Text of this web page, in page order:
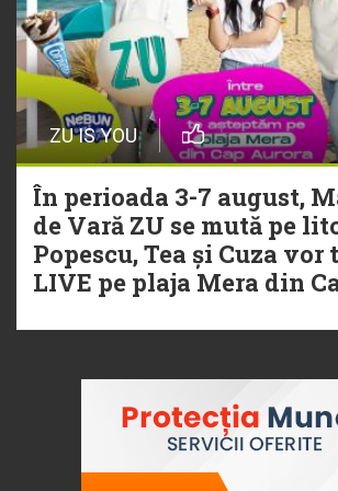
ZU IS YOU
În perioada 3-7 august,
de Vară ZU se mută pe
Popescu, Tea și Cuza
LIVE pe plaja Mera din